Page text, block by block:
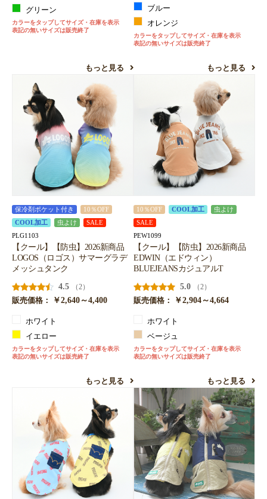
グリーン
カラーをタップしてサイズ・在庫を表示
表記の無いサイズは販売終了
もっと見る
ブルー
オレンジ
カラーをタップしてサイズ・在庫を表示
表記の無いサイズは販売終了
もっと見る
保冷剤ポケット付き
10％OFF
COOL加工
虫よけ SALE
PLG1103
【クール】【防虫】2026新商品
LOGOS（ロゴス）サマーグラデ
メッシュタンク
4.5
（2）
販売価格：
￥2,640～4,400
ホワイト
イエロー
カラーをタップしてサイズ・在庫を表示
表記の無いサイズは販売終了
もっと見る
10％OFF COOL加工
虫よけ
SALE
PEW1099
【クール】【防虫】2026新商品
EDWIN（エドウィン）
BLUEJEANSカジュアルT
5.0
（2）
販売価格：
￥2,904～4,664
ホワイト
ベージュ
カラーをタップしてサイズ・在庫を表示
表記の無いサイズは販売終了
もっと見る